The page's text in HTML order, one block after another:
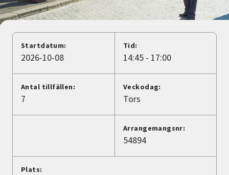
Nyheter
Avdelningar
Lyssna
Startdatum:
2026-10-08
Tid:
14:45 - 17:00
Antal tillfällen:
7
Veckodag:
Tors
Arrangemangsnr:
54894
Plats: